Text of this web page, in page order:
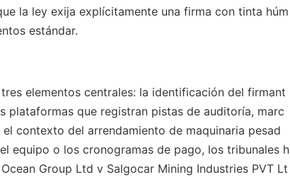
la ley exija explícitamente una firma con tinta húm
estándar.
elementos centrales: la identificación del firmant
que registran pistas de auditoría, marc
contexto del arrendamiento de maquinaria pesad
equipo o los cronogramas de pago, los tribunales h
Group Ltd v Salgocar Mining Industries PVT Lt